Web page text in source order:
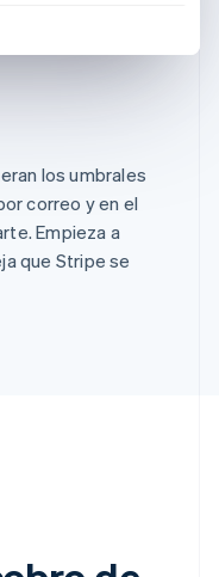
los umbrales
correo y en el
Empieza a
que Stripe se